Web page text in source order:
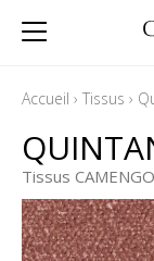
Accueil › Tissus ›
Tissus CAMENGO